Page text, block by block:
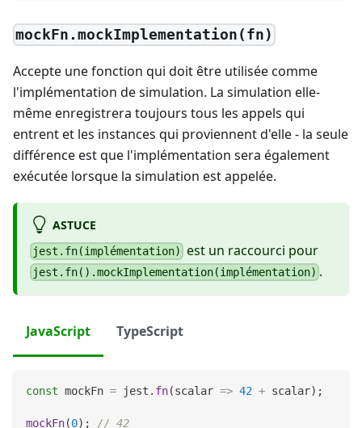
mockFn.mockImplementation(fn)
Accepte une fonction qui doit être utilisée comme
l'implémentation de simulation. La simulation elle-
même enregistrera toujours tous les appels qui
entrent et les instances qui proviennent d'elle - la seule
différence est que l'implémentation sera également
exécutée lorsque la simulation est appelée.
ASTUCE
jest.fn(implémentation) est un raccourci pour
jest.fn().mockImplementation(implémentation) .
JavaScript TypeScript
const mockFn = jest . fn(scalar => 42 + scalar) ;
mockFn(0) ; // 42